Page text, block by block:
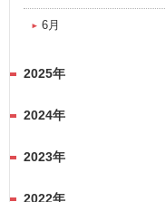
6月
2025年
2024年
2023年
2022年